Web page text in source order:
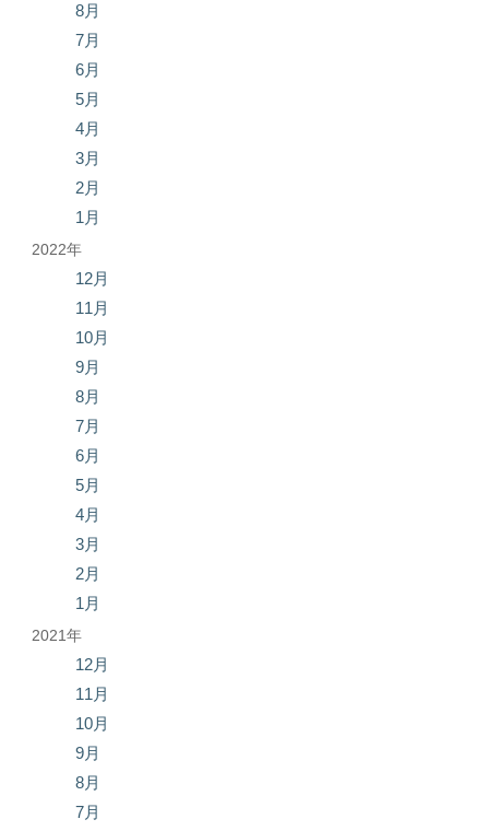
8月
7月
6月
5月
4月
3月
2月
1月
2022年
12月
11月
10月
9月
8月
7月
6月
5月
4月
3月
2月
1月
2021年
12月
11月
10月
9月
8月
7月